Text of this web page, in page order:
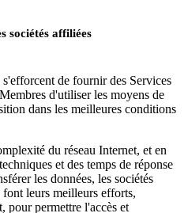
sociétés affiliées
de fournir des Services
d'utiliser les moyens de
dans les meilleures conditions
du réseau Internet, et en
et des temps de réponse
les données, les sociétés
leurs meilleurs efforts,
pour permettre l'accès et